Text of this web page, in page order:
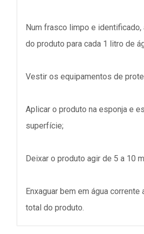
Num frasco limpo e identificado,
do produto para cada 1 litro de
Vestir os equipamentos de
Aplicar o produto na esponja e
superfície;
Deixar o produto agir de 5 a 10
Enxaguar bem em água corrente
total do produto.